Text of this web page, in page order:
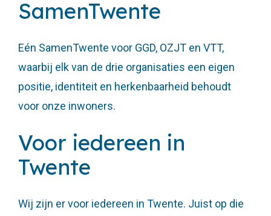
SamenTwente
Eén SamenTwente voor GGD, OZJT en VTT,
waarbij elk van de drie organisaties een eigen
positie, identiteit en herkenbaarheid behoudt
voor onze inwoners.
Voor iedereen in
Twente
Wij zijn er voor iedereen in Twente. Juist op die